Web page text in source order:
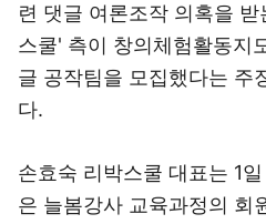
련 댓글 여론조작 의혹을
스쿨' 측이 창의체험활동지
글 공작팀을 모집했다는 주
다.
손효숙 리박스쿨 대표는 1
은 늘봄강사 교육과정의 회